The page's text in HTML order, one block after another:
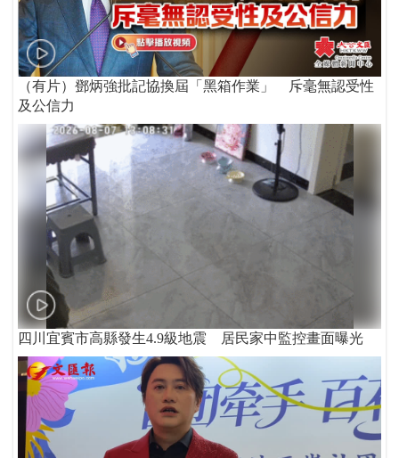
（有片）鄧炳強批記協換屆「黑箱作業」 斥毫無認受性
及公信力
四川宜賓市高縣發生4.9級地震 居民家中監控畫面曝光